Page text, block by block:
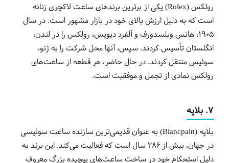
رولکس (Rolex) یکی از برترین برندهای ساعت لاکچری زنانه
است که به دلیل ارزش بالای خود در بازار مشهور است. در سال
1905، هانس ویلسدورف و آلفرد دیویس، رولکس را در لندن،
انگلستان تأسیس کردند. سپس، آنها محل شرکت را به ژنو،
سوئیس منتقل کردند. در حال حاضر، هر قطعه از ساعت‌های
رولکس نمادی از تجمل و موفقیت است.
7. بلاپه
بلاپه (Blancpain) به عنوان قدیمی‌ترین سازنده ساعت سوئیسی
در جهان، بیش از 286 سال است که فعالیت می‌کند. این برند به
دلیل استحکام خود در ساخت ساعت‌های پیچیده بزرگ معروف